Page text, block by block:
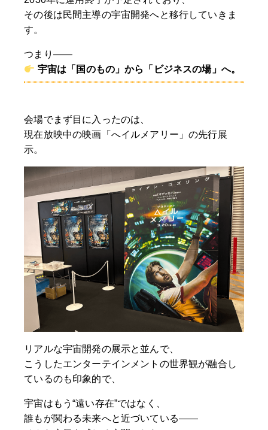
その後は民間主導の宇宙開発へと移行していきま
す。
つまり——
宇宙は「国のもの」から「ビジネスの場」へ。
会場でまず目に入ったのは、
現在放映中の映画「へイルメアリー」の先行展
示。
リアルな宇宙開発の展示と並んで、
こうしたエンターテインメントの世界観が融合し
ているのも印象的で、
宇宙はもう“遠い存在”ではなく、
誰もが関わる未来へと近づいている——